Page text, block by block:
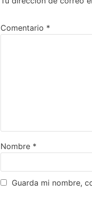
Comentario *
Nombre *
Guarda mi nombre,